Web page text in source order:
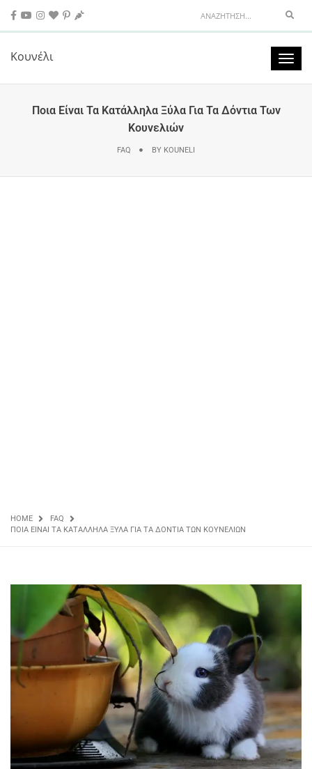
Κουνέλι
Toggle
Ποια Είναι Τα Κατάλληλα Ξύλα Για Τα Δόντια Των
Κουνελιών
FAQ BY KOUNELI
HOME
FAQ
ΠΟΙΑ ΕΊΝΑΙ ΤΑ ΚΑΤΆΛΛΗΛΑ ΞΎΛΑ ΓΙΑ ΤΑ ΔΌΝΤΙΑ ΤΩΝ ΚΟΥΝΕΛΙΏΝ